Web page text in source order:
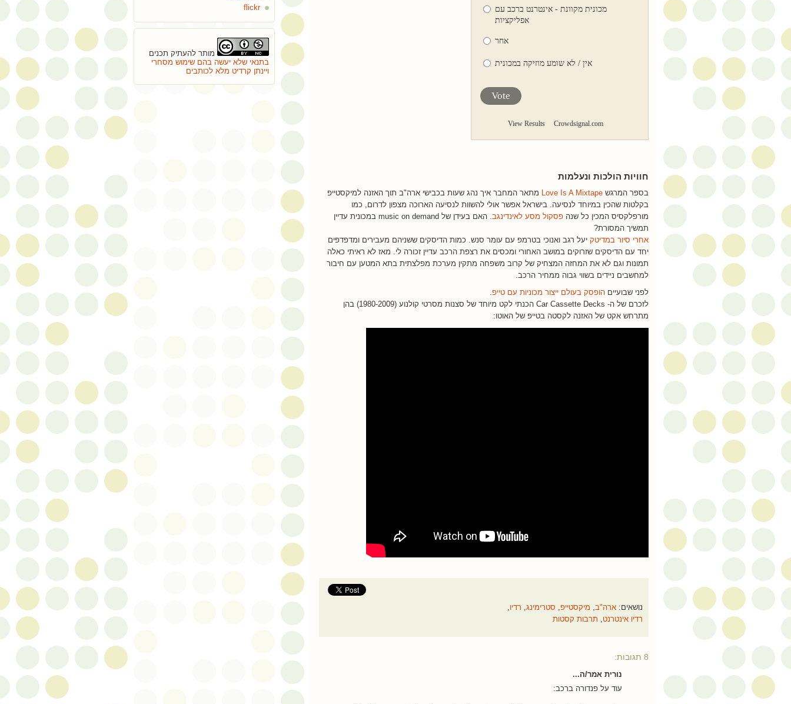
מכונית מקוונת - אינטרנט ברכב עם
אפליקציות
אחר
אין / לא שומע מוזיקה במכונית
Vote
View Results Crowdsignal.com
חוויות הולכות ונעלמות
בספר המרגש Love Is A Mixtape מתאר המחבר איך נהג שעות בכבישי ארה"ב תוך האזנה למיקסטייפ
בקלטות שהכין במיוחד לנסיעה. בישראל אפשר אולי להשוות לנסיעה הארוכה מצפון לדרום, כמו
מורפלקסיס המכין כל שנה פסקול מסע לאינדינגב . האם בעידן של music on demand במכונית עדיין
תמשיך המסורת?
אחרי סיור במדיטק יעל רגב ואנוכי בטרמפ עם עומר סנש. כמות הדיסקים ששניהם מעבירים ומדפדפים
יחד עם הדיסקים שזרוקים במושב האחורי ומכסים את רצפת הרכב עדיין זכורה לי. מאז לא ראיתי כאלה
תמונות וגם לא את המחזה המצחיק של קרוב משפחה מתקין מערכת מפלצתית בתא המטען עם חיבור
למחשבים ניידים בשווי גבוה ממחיר הרכב.
לפני שבועיים הופסק בעולם ייצור מכוניות עם טייפ.
לזכרם של ה- Car Cassette Decks
הכנתי לקט מיוחד של סצנות מסרטי קולנוע (1980-2009) בהן
מתרחש אקט של האזנה לקסטה בטייפ של האוטו:
נושאים: ארה"ב, מיקסטייפ, סטרימינג, רדיו,
רדיו אינטרנט, תרבות קסטות
8 תגובות:
נורית אמר/ה...
עוד על פנדורה ברכב:
flickr
מותר להעתיק תכנים
בתנאי שלא יעשה בהם שימוש מסחרי
ויינתן קרדיט מלא לכותבים